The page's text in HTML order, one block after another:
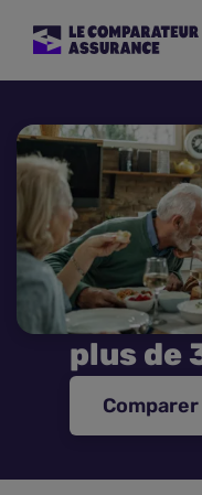
Mutuelle Santé
Assurance Moto
Assurance Habitation
Assurance de prêt
Assurance Animaux
plus de